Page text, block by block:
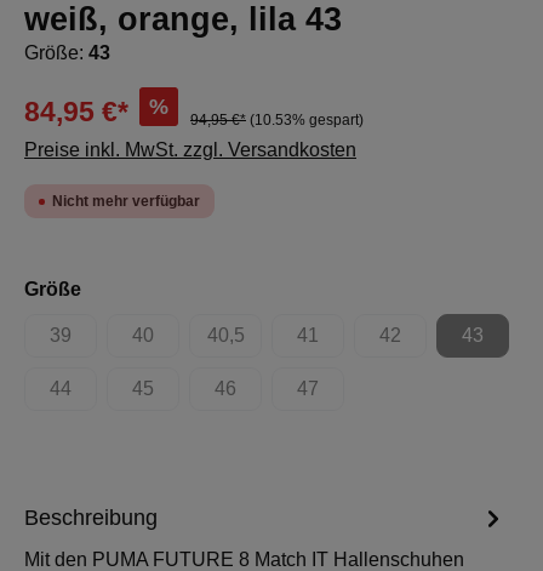
weiß, orange, lila 43
Größe: 43
84,95 €* %
94,95 €* (10.53% gespart)
Preise inkl. MwSt. zzgl. Versandkosten
Nicht mehr verfügbar
Größeauswählen
39
(Diese Option ist zurzeit nicht verfügbar.)
40
(Diese Option ist zurzeit nicht verfügbar.)
40,5
(Diese Option ist zurzeit nicht verfügbar.)
41
(Diese Option ist zurzeit nicht
42
(Diese Option ist
43
(Diese
44
(Diese Option ist zurzeit nicht verfügbar.)
45
(Diese Option ist zurzeit nicht verfügbar.)
46
(Diese Option ist zurzeit nicht verfügbar.)
47
(Diese Option ist zurzeit nicht
Beschreibung
Mit den PUMA FUTURE 8 Match IT Hallenschuhen